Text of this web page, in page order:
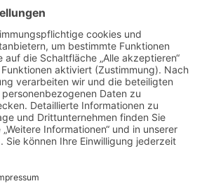
DOUBLE-A-DESIGN